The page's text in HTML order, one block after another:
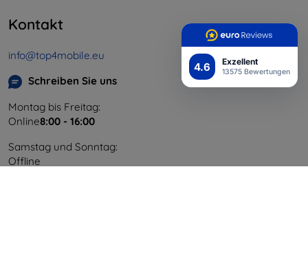
4.6 Exzellent
13575 Bewertungen
Kontakt
info@top4mobile.eu
Schreiben Sie uns
Montag bis Freitag:
Online8:00 - 16:00
Samstag und Sonntag:
Offline